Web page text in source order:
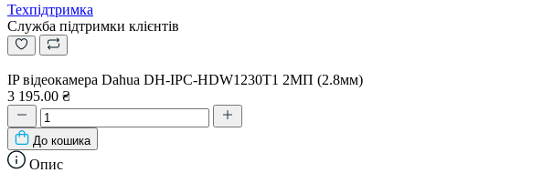
Техпідтримка
Служба підтримки клієнтів
IP відеокамера Dahua DH-IPC-HDW1230T1 2MП (2.8мм)
3 195.00 ₴
До кошика
Опис